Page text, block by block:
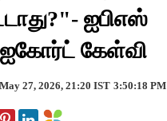
ஐபிஎஸ்
கேள்வி
May 27, 2026, 21:20 IST 3:50:18 PM